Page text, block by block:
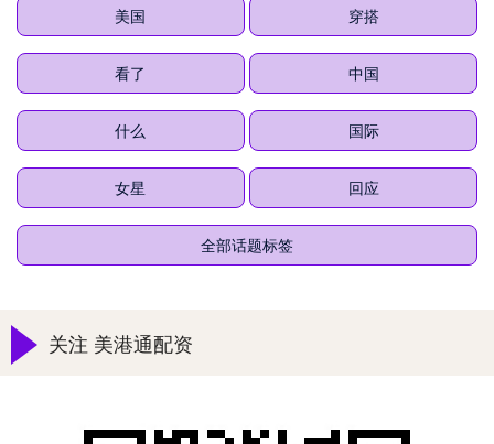
美国 穿搭
看了 中国
什么 国际
女星 回应
全部话题标签
关注 美港通配资